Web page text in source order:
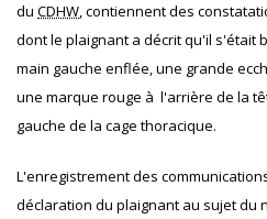
du CDHW, contiennent des
dont le plaignant a décrit qu'il s'était
main gauche enflée, une grande
une marque rouge à l'arrière de la
gauche de la cage thoracique.
L'enregistrement des
déclaration du plaignant au sujet du